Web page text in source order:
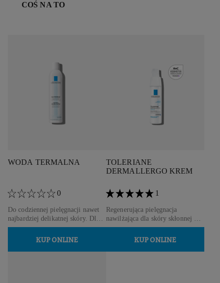
COŚ NA TO
WODA TERMALNA
0
Do codziennej pielęgnacji nawet
najbardziej delikatnej skóry. Dla
noworodków, dzieci, dorosłych i
kobiet w ciąży.KUP ONLINE
TOLERIANE
DERMALLERGO KREM
1
Regenerująca pielęgnacja
nawilżająca dla skóry skłonnej do
alergii.
KUP ONLINE